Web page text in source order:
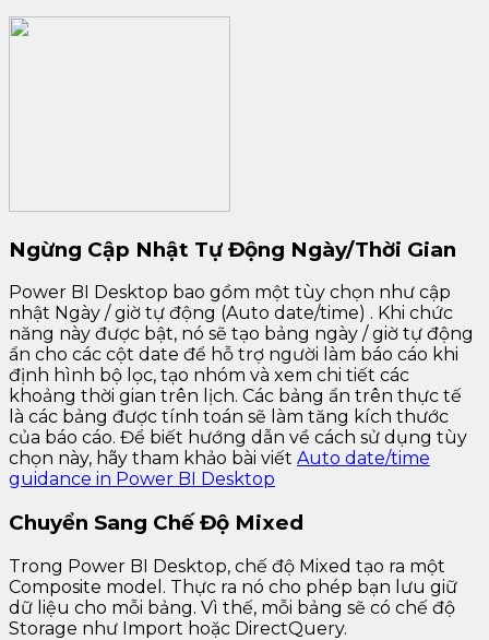
Ngừng Cập Nhật Tự Động Ngày/Thời Gian
Power BI Desktop bao gồm một tùy chọn như cập
nhật Ngày / giờ tự động (Auto date/time) . Khi chức
năng này được bật, nó sẽ tạo bảng ngày / giờ tự động
ẩn cho các cột date để hỗ trợ người làm báo cáo khi
định hình bộ lọc, tạo nhóm và xem chi tiết các
khoảng thời gian trên lịch. Các bảng ẩn trên thực tế
là các bảng được tính toán sẽ làm tăng kích thước
của báo cáo. Để biết hướng dẫn về cách sử dụng tùy
chọn này, hãy tham khảo bài viết Auto date/time
guidance in Power BI Desktop
Chuyển Sang Chế Độ Mixed
Trong Power BI Desktop, chế độ Mixed tạo ra một
Composite model. Thực ra nó cho phép bạn lưu giữ
dữ liệu cho mỗi bảng. Vì thế, mỗi bảng sẽ có chế độ
Storage như Import hoặc DirectQuery.